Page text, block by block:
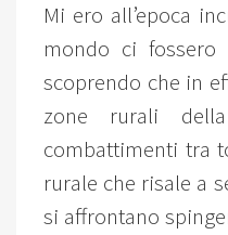
Mi ero all’epoca
mondo ci
scoprendo che in
zone rurali
combattimenti tra
rurale che risale a
si affrontano